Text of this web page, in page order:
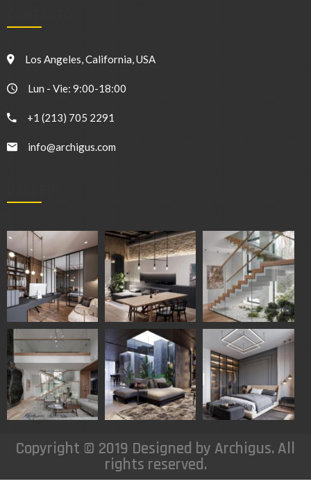
Los Angeles, California, USA
Lun - Vie: 9:00-18:00
+1 (213) 705 2291
info@archigus.com
Copyright © 2019 Designed by Archigus. All
rights reserved.